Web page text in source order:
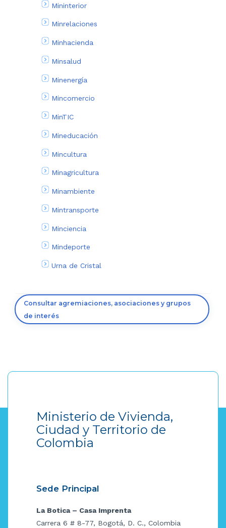
Mininterior
Minrelaciones
Minhacienda
Minsalud
Minenergía
Mincomercio
MinTIC
Mineducación
Mincultura
Minagricultura
Minambiente
Mintransporte
Minciencia
Mindeporte
Urna de Cristal
Consultar agremiaciones, asociaciones y grupos
de interés
Ministerio de Vivienda,
Ciudad y Territorio de
Colombia
Sede Principal
La Botica – Casa Imprenta
Carrera 6 # 8-77, Bogotá, D. C., Colombia